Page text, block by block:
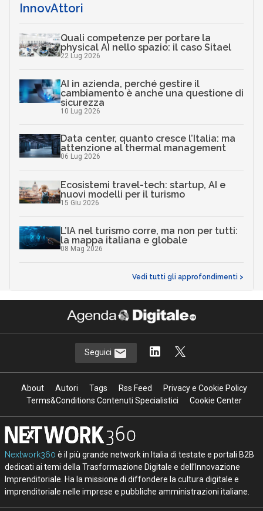
InnovAttori
Quali competenze per portare la
physical AI nello spazio: il caso Sitael
22 Lug 2026
AI in azienda, perché gestire il
cambiamento è anche una questione di
sicurezza
10 Lug 2026
Data center, quanto cresce l’Italia: ma
attenzione al thermal management
06 Lug 2026
Ecosistemi travel-tech: startup, AI e
nuovi modelli per il turismo
15 Giu 2026
L’IA nel turismo corre, ma non per tutti:
la mappa italiana e globale
08 Mag 2026
Vedi tutti gli approfondimenti >
Seguici
About Autori Tags Rss Feed
Privacy e Cookie Policy
Terms&Conditions Contenuti Specialistici
Cookie Center
Nextwork360 è il più grande network in Italia di testate e portali B2B
dedicati ai temi della Trasformazione Digitale e dell’Innovazione
Imprenditoriale. Ha la missione di diffondere la cultura digitale e
imprenditoriale nelle imprese e pubbliche amministrazioni italiane.